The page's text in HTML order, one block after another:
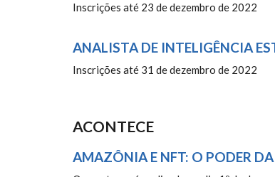
Inscrições até 23 de dezembro de 2022
ANALISTA DE INTELIGÊNCIA
Inscrições até 31 de dezembro de 2022
ACONTECE
AMAZÔNIA E NFT: O PODER